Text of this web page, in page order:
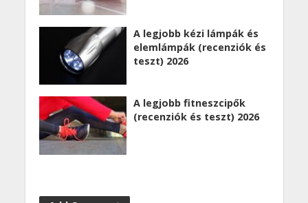
A legjobb kézi lámpák és
elemlámpák (recenziók és
teszt) 2026
A legjobb fitneszcipők
(recenziók és teszt) 2026